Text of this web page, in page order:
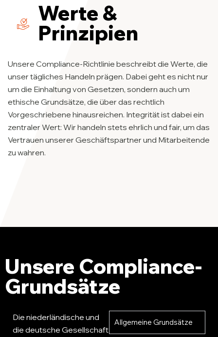
Werte &
Prinzipien
Unsere Compliance-Richtlinie beschreibt die Werte, die
unser tägliches Handeln prägen. Dabei geht es nicht nur
um die Einhaltung von Gesetzen, sondern auch um
ethische Grundsätze, die über das rechtlich
Vorgeschriebene hinausreichen. Integrität ist dabei ein
zentraler Wert: Wir handeln stets ehrlich und fair, um das
Vertrauen unserer Geschäftspartner und Mitarbeitende
zu wahren.
Unsere Compliance-
Grundsätze
Die niederländische und
die deutsche Gesellschaft
Allgemeine Grundsätze